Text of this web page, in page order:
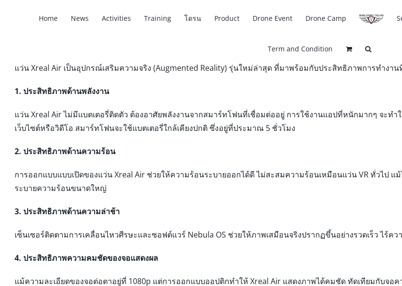
Home News Activities Training โดรน Product Drone Event Drone Camp
Term and Condition
แว่น Xreal Air เป็นอุปกรณ์เสริมความจริง (Augmented Reality) รุ่นใหม่ล่าสุด ที่มาพร้อมกับประสิทธิภาพการทํางา
1. ประสิทธิภาพด้านพลังงาน
แว่น Xreal Air ไม่มีแบตเตอรี่ติดตัว ต้องอาศัยพลังงานจากสมาร์ทโฟนที่เชื่อมต่ออยู่ การใช้งานแอปที่หนักมากๆ จะทํ
เว็บไซต์หรือวิดีโอ สมาร์ทโฟนจะใช้แบตเตอรี่ใกล้เคียงปกติ ซึ่งอยู่ที่ประมาณ 5 ชั่วโมง
2. ประสิทธิภาพด้านความร้อน
การออกแบบแบบเปิดของแว่น Xreal Air ช่วยให้ความร้อนระบายออกได้ดี ไม่สะสมความร้อนเหมือนแว่น VR ทั่วไป แ
ระบายความร้อนขนาดใหญ่
3. ประสิทธิภาพด้านความล่าช้า
เซ็นเซอร์ติดตามการเคลื่อนไหวศีรษะและซอฟต์แวร์ Nebula OS ช่วยให้ภาพเสมือนจริงปรากฏขึ้นอย่างรวดเร็ว ไร้
4. ประสิทธิภาพความคมชัดของจอแสดงผล
แม้ความละเอียดของจอต่อตาอยู่ที่ 1080p แต่การออกแบบออปติกทําให้ Xreal Air แสดงภาพได้คมชัด ทัดเทียมกับจอค